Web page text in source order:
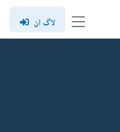
لاگ ان